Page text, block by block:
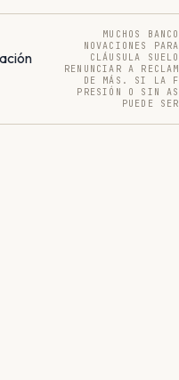
MUCHOS
NOVACIONES
CLÁUSULA
RENUNCIAR A
DE MÁS. SI LA
PRESIÓN O SIN
PUEDE